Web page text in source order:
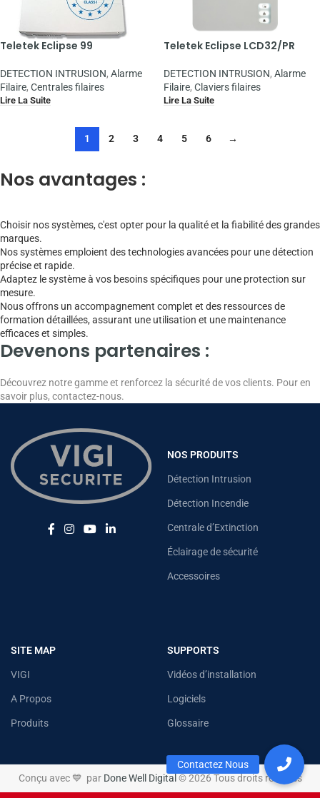
Teletek Eclipse 99
DETECTION INTRUSION, Alarme
Filaire, Centrales filaires
Lire La Suite
Teletek Eclipse LCD32/PR
DETECTION INTRUSION, Alarme
Filaire, Claviers filaires
Lire La Suite
1 2 3 4 5 6 →
Nos avantages :
Choisir nos systèmes, c'est opter pour la qualité et la fiabilité des grandes
marques.
Nos systèmes emploient des technologies avancées pour une détection
précise et rapide.
Adaptez le système à vos besoins spécifiques pour une protection sur
mesure.
Nous offrons un accompagnement complet et des ressources de
formation détaillées, assurant une utilisation et une maintenance
efficaces et simples.
Devenons partenaires :
Découvrez notre gamme et renforcez la sécurité de vos clients. Pour en
savoir plus, contactez-nous.
NOS PRODUITS
Détection Intrusion
Détection Incendie
Centrale d’Extinction
Éclairage de sécurité
Accessoires
SITE MAP
VIGI
A Propos
Produits
SUPPORTS
Vidéos d’installation
Logiciels
Glossaire
Conçu avec 💙 par Done Well Digital © 2026 Tous droits réservés